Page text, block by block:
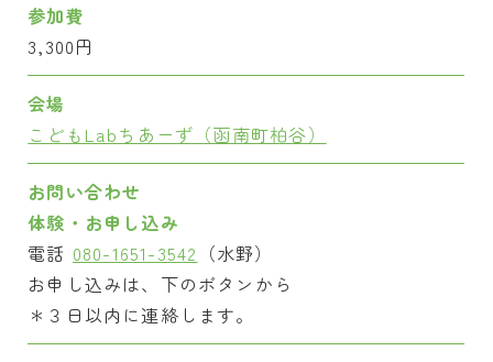
参加費
3,300円
会場
こどもLabちあーず（函南町柏谷）
お問い合わせ
体験・お申し込み
電話 080-1651-3542 （水野）
お申し込みは、下のボタンから
＊３日以内に連絡します。